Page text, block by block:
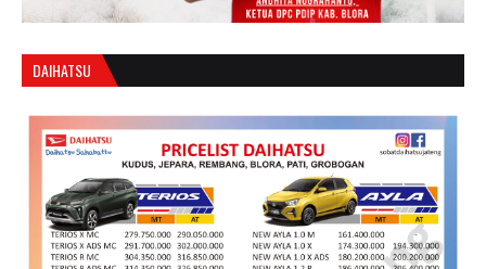
DAIHATSU